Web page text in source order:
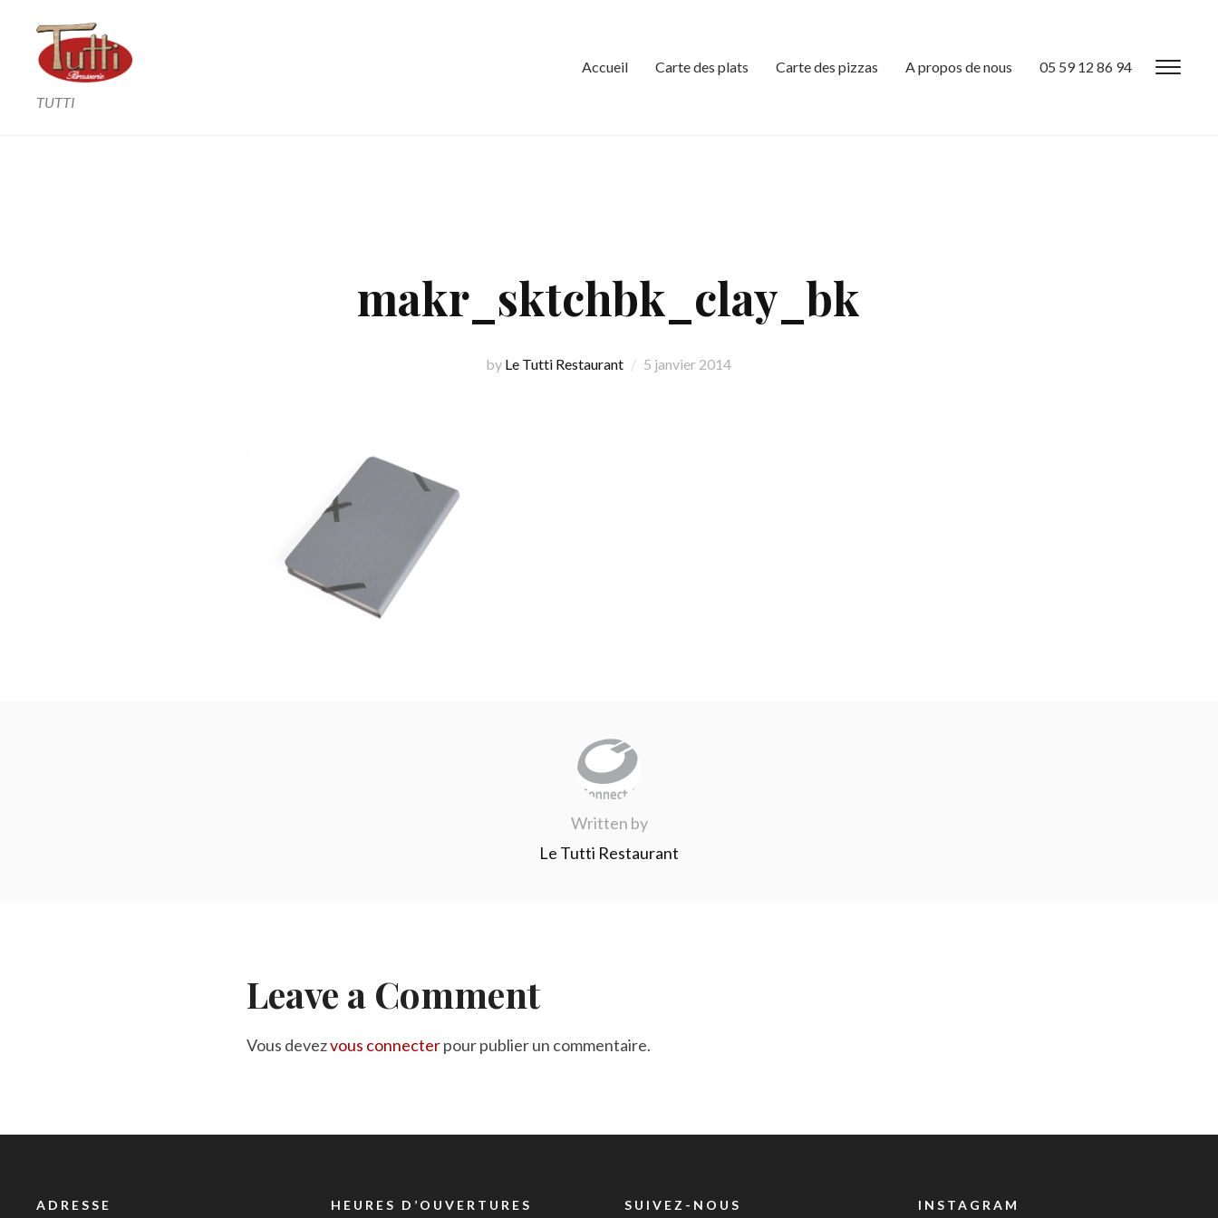
TUTTI
Accueil Carte des plats Carte des pizzas A propos de nous 05 59 12 86 94
makr_sktchbk_clay_bk
by Le Tutti Restaurant 5 janvier 2014
Written by
Le Tutti Restaurant
Leave a Comment
Vous devezvous connecterpour publier un commentaire.
ADRESSE HEURES D’OUVERTURES SUIVEZ-NOUS INSTAGRAM